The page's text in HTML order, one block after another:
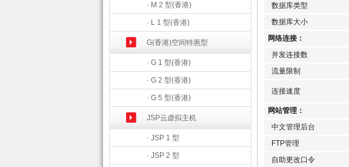
· M 2 型(香港)
· L 1 型(香港)
G(香港)空间特惠型
· G 1 型(香港)
· G 2 型(香港)
· G 5 型(香港)
JSP云虚拟主机
· JSP 1 型
· JSP 2 型
数据库类型
数据库大小
网络连接：
并发连接数
流量限制
连接速度
网站管理：
中文管理后台
FTP管理
自助更改口令